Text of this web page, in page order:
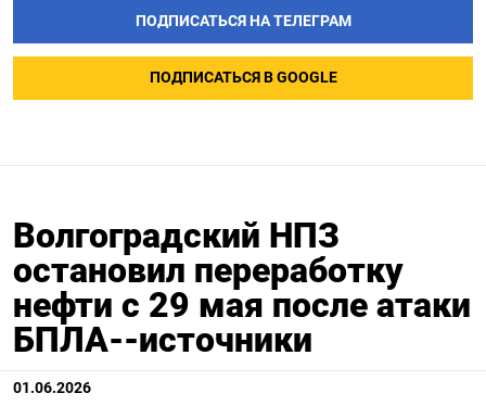
ПОДПИСАТЬСЯ НА ТЕЛЕГРАМ
ПОДПИСАТЬСЯ В GOOGLE
Волгоградский НПЗ
остановил переработку
нефти с 29 мая после атаки
БПЛА--источники
01.06.2026